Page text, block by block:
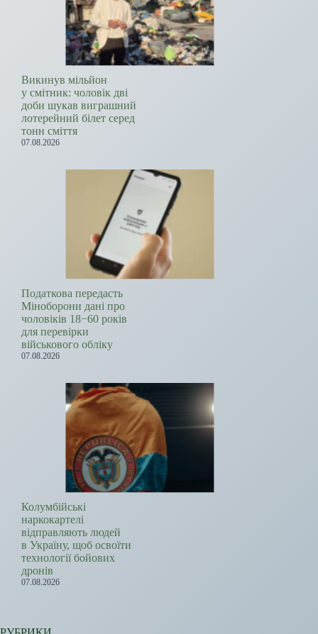
Викинув мільйон
у смітник: чоловік дві
доби шукав виграшний
лотерейний білет серед
тонн сміття
07.08.2026
Податкова передасть
Міноборони дані про
чоловіків 18−60 років
для перевірки
військового обліку
07.08.2026
Колумбійські
наркокартелі
відправляють людей
в Україну, щоб освоїти
технології бойових
дронів
07.08.2026